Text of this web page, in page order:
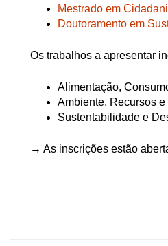
Mestrado em
Doutoramento em
Os trabalhos a apresentar
Alimentação,
Ambiente, Recursos
Sustentabilidade e
→ As inscrições estão